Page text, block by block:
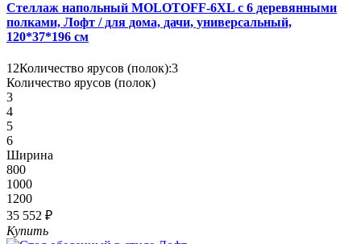
Стеллаж напольный MOLOTOFF-6XL с 6 деревянными
полками, Лофт / для дома, дачи, универсальный,
120*37*196 см
12Количество ярусов (полок):3
Количество ярусов (полок)
3
4
5
6
Ширина
800
1000
1200
35 552 ₽
Купить